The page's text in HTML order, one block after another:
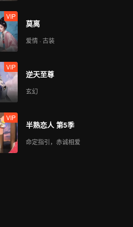
VIP
莫离
爱情 · 古装
VIP
逆天至尊
玄幻
VIP
半熟恋人 第5季
命定指引，赤诚相爱